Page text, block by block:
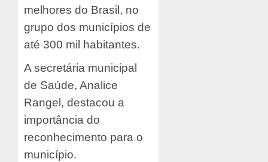
melhores do Brasil, no
grupo dos municípios de
até 300 mil habitantes.
A secretária municipal
de Saúde, Analice
Rangel, destacou a
importância do
reconhecimento para o
município.